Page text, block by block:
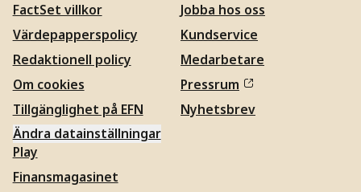
FactSet villkor
Värdepapperspolicy
Redaktionell policy
Om cookies
Tillgänglighet på EFN
Ändra datainställningar
Jobba hos oss
Kundservice
Medarbetare
Pressrum
Nyhetsbrev
Play
Finansmagasinet